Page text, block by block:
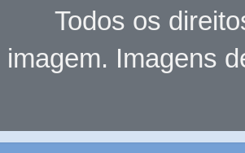
Todos os
imagem. Imagens